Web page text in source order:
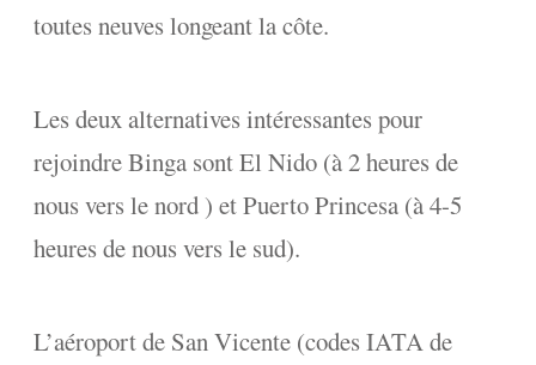
toutes neuves longeant la côte.
Les deux alternatives intéressantes pour
rejoindre Binga sont El Nido (à 2 heures de
nous vers le nord ) et Puerto Princesa (à 4-5
heures de nous vers le sud).
L’aéroport de San Vicente (codes IATA de